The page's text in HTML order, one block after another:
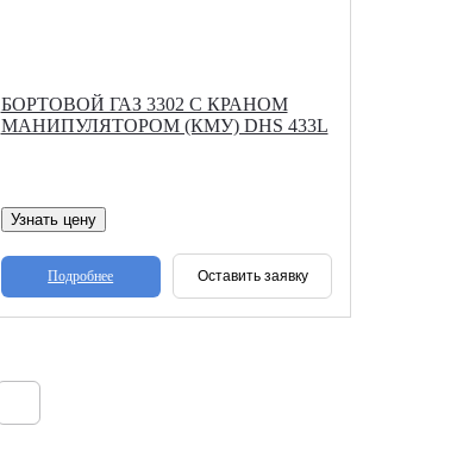
БОРТОВОЙ ГАЗ 3302 С КРАНОМ
МАНИПУЛЯТОРОМ (КМУ) DHS 433L
Узнать цену
Подробнее Оставить заявку